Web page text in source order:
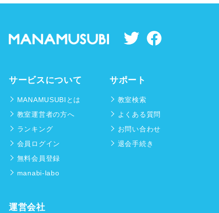
サービスについて
MANAMUSUBIとは
教室運営者の方へ
ランキング
会員ログイン
無料会員登録
manabi-labo
サポート
教室検索
よくある質問
お問い合わせ
退会手続き
運営会社